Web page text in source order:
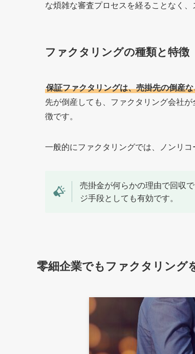
な煩雑な審査プロセスを経ることなく
ファクタリングの種類と特徴
保証ファクタリングは、売掛先の倒産
先が倒産しても、ファクタリング会社
徴です。
一般的にファクタリングでは、ノンリ
売掛金が何らかの理由で回収
ジ手段としても有効です。
零細企業でもファクタリング